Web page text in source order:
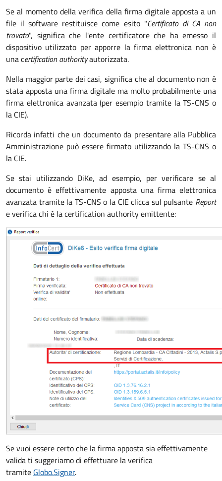
Se al momento della verifica della firma digitale apposta a un
file il software restituisce come esito "Certificato di CA non
trovato", significa che l'ente certificatore che ha emesso il
dispositivo utilizzato per apporre la firma elettronica non è
una certification authorityautorizzata.
Nella maggior parte dei casi, significa che al documento non è
stata apposta una firma digitale ma molto probabilmente una
firma elettronica avanzata (per esempio tramite la TS-CNS o
la CIE).
Ricorda infatti che un documento da presentare alla Pubblica
Amministrazione può essere firmato utilizzando la TS-CNS o
la CIE.
Se stai utilizzando DiKe, ad esempio, per verificare se al
documento è effettivamente apposta una firma elettronica
avanzata tramite la TS-CNS o la CIE clicca sul pulsante Report
e verifica chi è la certification authority emittente:
Se vuoi essere certo che la firma apposta sia effettivamente
valida ti suggeriamo di effettuare la verifica
tramite Globo.Signer.